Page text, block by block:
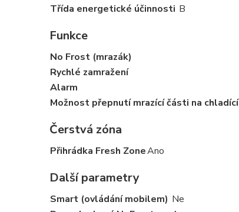
Třída energetické účinnosti B
Funkce
No Frost (mrazák)
Rychlé zamražení
Alarm
Možnost přepnutí mrazící části na chladící
Čerstvá zóna
Přihrádka Fresh ZoneAno
Další parametry
Smart (ovládání mobilem) Ne